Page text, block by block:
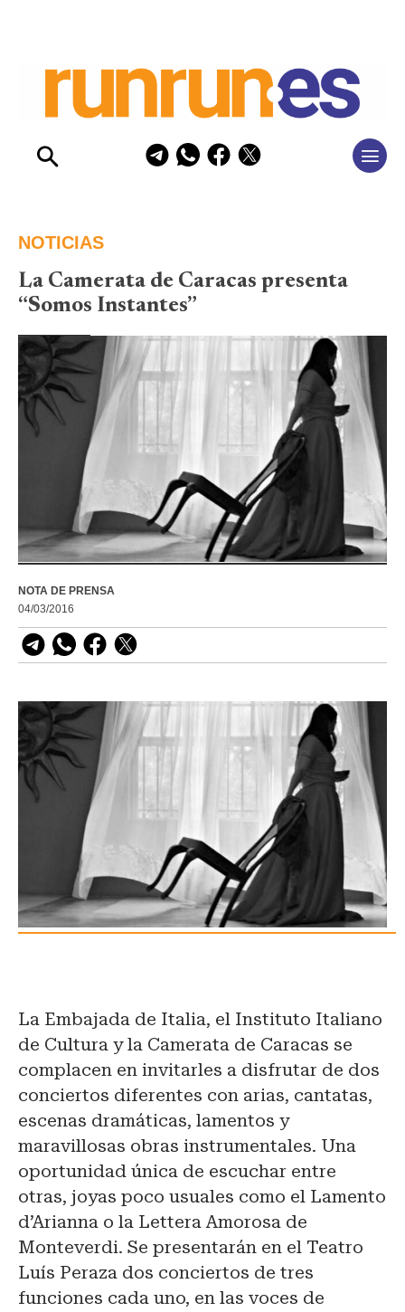
NOTICIAS
La Camerata de Caracas presenta
“Somos Instantes”
NOTA DE PRENSA
04/03/2016
La Embajada de Italia, el Instituto Italiano
de Cultura y la Camerata de Caracas se
complacen en invitarles a disfrutar de dos
conciertos diferentes con arias, cantatas,
escenas dramáticas, lamentos y
maravillosas obras instrumentales. Una
oportunidad única de escuchar entre
otras, joyas poco usuales como el Lamento
d’Arianna o la Lettera Amorosa de
Monteverdi. Se presentarán en el Teatro
Luís Peraza dos conciertos de tres
funciones cada uno, en las voces de